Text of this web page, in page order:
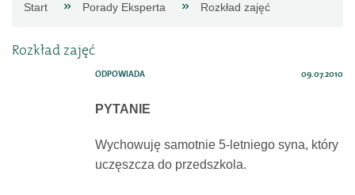
Aktualności
Start Porady Eksperta Rozkład zajęć
Rozkład zajęć
ODPOWIADA 09.07.2010
PYTANIE
Wychowuję samotnie 5-letniego syna, który
uczęszcza do przedszkola.